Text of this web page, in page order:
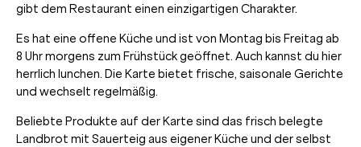
gibt dem Restaurant einen einzigartigen Charakter.
Es hat eine offene Küche und ist von Montag bis Freitag ab
8 Uhr morgens zum Frühstück geöffnet. Auch kannst du hier
herrlich lunchen. Die Karte bietet frische, saisonale Gerichte
und wechselt regelmäßig.
Beliebte Produkte auf der Karte sind das frisch belegte
Landbrot mit Sauerteig aus eigener Küche und der selbst